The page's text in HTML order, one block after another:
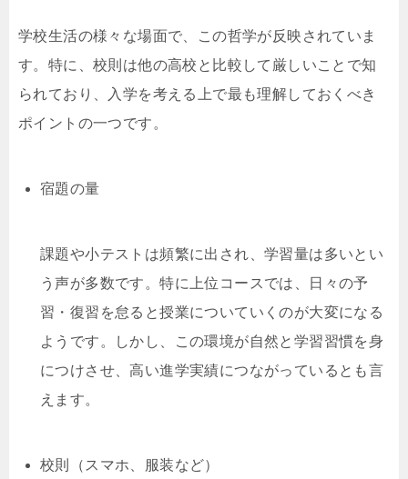
学校生活の様々な場面で、この哲学が反映されていま
す。特に、校則は他の高校と比較して厳しいことで知
られており、入学を考える上で最も理解しておくべき
ポイントの一つです。
宿題の量
課題や小テストは頻繁に出され、学習量は多いとい
う声が多数です。特に上位コースでは、日々の予
習・復習を怠ると授業についていくのが大変になる
ようです。しかし、この環境が自然と学習習慣を身
につけさせ、高い進学実績につながっているとも言
えます。
校則（スマホ、服装など）